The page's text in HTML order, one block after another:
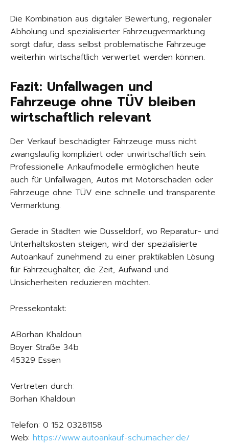
Die Kombination aus digitaler Bewertung, regionaler
Abholung und spezialisierter Fahrzeugvermarktung
sorgt dafür, dass selbst problematische Fahrzeuge
weiterhin wirtschaftlich verwertet werden können.
Fazit: Unfallwagen und
Fahrzeuge ohne TÜV bleiben
wirtschaftlich relevant
Der Verkauf beschädigter Fahrzeuge muss nicht
zwangsläufig kompliziert oder unwirtschaftlich sein.
Professionelle Ankaufmodelle ermöglichen heute
auch für Unfallwagen, Autos mit Motorschaden oder
Fahrzeuge ohne TÜV eine schnelle und transparente
Vermarktung.
Gerade in Städten wie Düsseldorf, wo Reparatur- und
Unterhaltskosten steigen, wird der spezialisierte
Autoankauf zunehmend zu einer praktikablen Lösung
für Fahrzeughalter, die Zeit, Aufwand und
Unsicherheiten reduzieren möchten.
Pressekontakt:
ABorhan Khaldoun
Boyer Straße 34b
45329 Essen
Vertreten durch:
Borhan Khaldoun
Telefon: 0 152 03281158
Web: https://www.autoankauf-schumacher.de/